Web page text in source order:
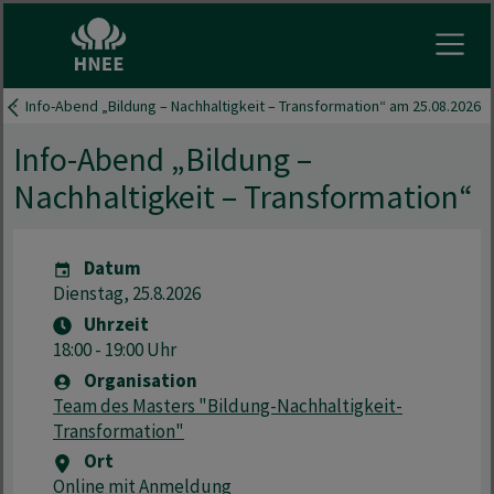
Info-Abend „Bildung – Nachhaltigkeit – Transformation“ am 25.08.2026
Info-Abend „Bildung –
Nachhaltigkeit – Transformation“
Datum
Dienstag, 25.8.2026
Uhrzeit
18:00 - 19:00 Uhr
Organisation
Team des Masters "Bildung-Nachhaltigkeit-
Transformation"
Ort
Online mit Anmeldung